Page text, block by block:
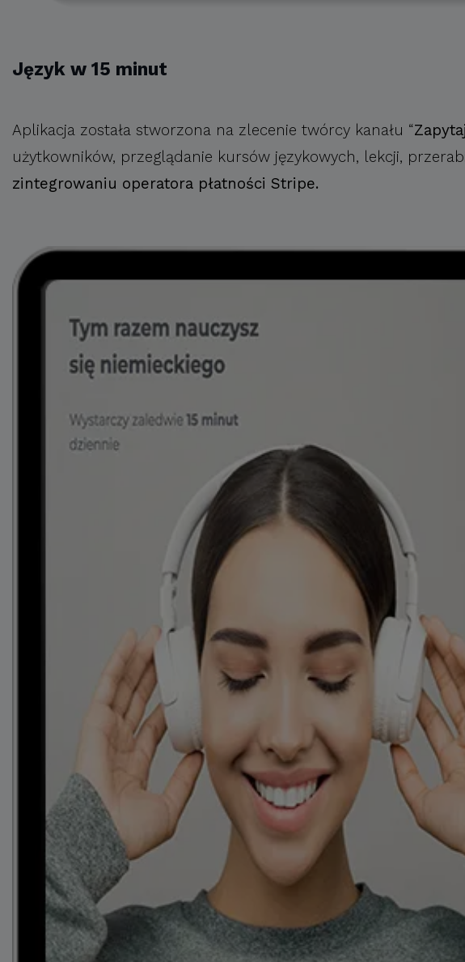
Język w 15 minut
Aplikacja została stworzona na zlecenie twórcy kanału “
użytkowników, przeglądanie kursów językowych, lekcji,
zintegrowaniu operatora płatności Stripe.